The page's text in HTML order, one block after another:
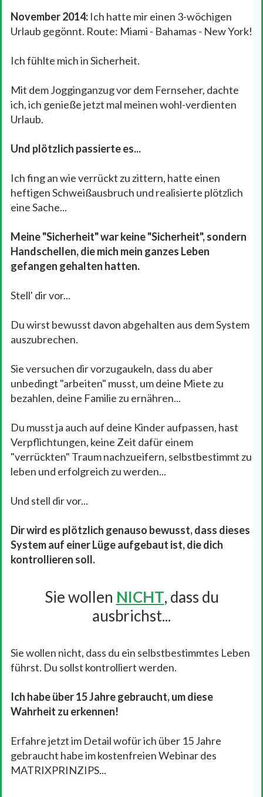
November 2014: Ich hatte mir einen 3-wöchigen
Urlaub gegönnt. Route: Miami - Bahamas - New York!
Ich fühlte mich in Sicherheit.
Mit dem Jogginganzug vor dem Fernseher, dachte
ich, ich genieße jetzt mal meinen wohl-verdienten
Urlaub.
Und plötzlich passierte es...
Ich fing an wie verrückt zu zittern, hatte einen
heftigen Schweißausbruch und realisierte plötzlich
eine Sache...
Meine "Sicherheit" war keine "Sicherheit", sondern
Handschellen, die mich mein ganzes Leben
gefangen gehalten hatten.
Stell' dir vor...
Du wirst bewusst davon abgehalten aus dem System
auszubrechen.
Sie versuchen dir vorzugaukeln, dass du aber
unbedingt "arbeiten" musst, um deine Miete zu
bezahlen, deine Familie zu ernähren...
Du musst ja auch auf deine Kinder aufpassen, hast
Verpflichtungen, keine Zeit dafür einem
"verrückten" Traum nachzueifern, selbstbestimmt zu
leben und erfolgreich zu werden...
Und stell dir vor...
Dir wird es plötzlich genauso bewusst, dass dieses
System auf einer Lüge aufgebaut ist, die dich
kontrollieren soll.
Sie wollen NICHT, dass du
ausbrichst...
Sie wollen nicht, dass du ein selbstbestimmtes Leben
führst. Du sollst kontrolliert werden.
Ich habe über 15 Jahre gebraucht, um diese
Wahrheit zu erkennen!
Erfahre jetzt im Detail wofür ich über 15 Jahre
gebraucht habe im kostenfreien Webinar des
MATRIXPRINZIPS...